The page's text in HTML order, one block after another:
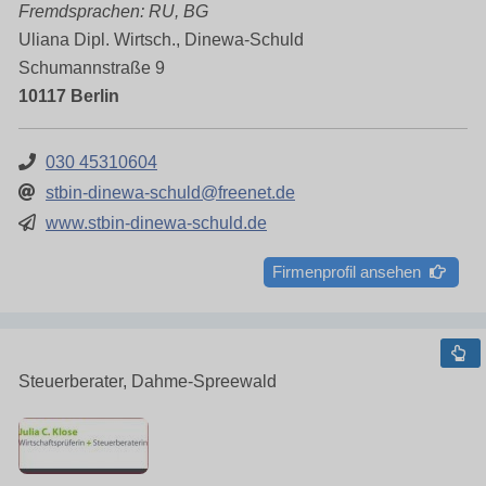
Fremdsprachen: RU, BG
Uliana Dipl. Wirtsch., Dinewa-Schuld
Schumannstraße 9
10117 Berlin
030 45310604
stbin-dinewa-schuld@freenet.de
www.stbin-dinewa-schuld.de
Firmenprofil ansehen
Steuerberater, Dahme-Spreewald